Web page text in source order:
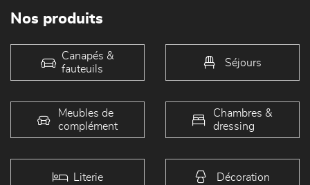
Nos produits
Canapés &
fauteuils
Séjours
Meubles de
complément
Chambres &
dressing
Literie Décoration